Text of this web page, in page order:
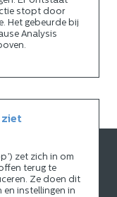
stopt door
Het gebeurde bij
Analysis
ziet
zet zich in om
terug te
Ze doen dit
en instellingen in